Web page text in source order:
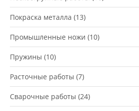
Покраска металла (13)
Промышленные ножи (10)
Пружины (10)
Расточные работы (7)
Сварочные работы (24)